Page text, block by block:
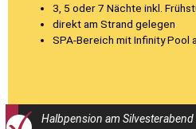
3, 5 oder 7 Nächte inkl.
direkt am Strand gelegen
SPA-Bereich mit Infinity Pool
Halbpension am